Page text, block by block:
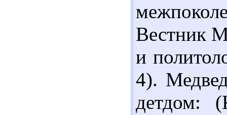
Вестник
и
4).
детдом: